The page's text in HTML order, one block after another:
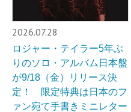
2026.07.28
ロジャー・テイラー5年ぶ
りのソロ・アルバム日本盤
が9/18（金）リリース決
定！ 限定特典は日本のフ
ァン宛て手書きミニレター